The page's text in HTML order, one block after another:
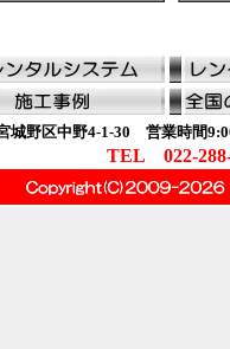
野区中野4-1-30 営業時間
TEL 022-